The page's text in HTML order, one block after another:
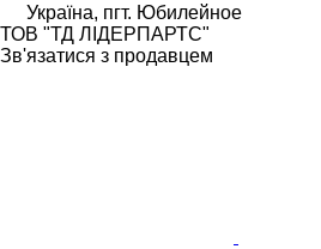
Україна, пгт. Юбилейное
ТОВ "ТД ЛІДЕРПАРТС"
Зв'язатися з продавцем